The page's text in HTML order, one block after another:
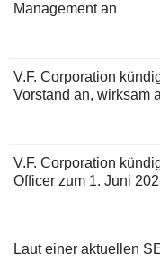
Management an
V.F. Corporation
Vorstand an, wirksam
V.F. Corporation
Officer zum 1. Juni
Laut einer aktuellen